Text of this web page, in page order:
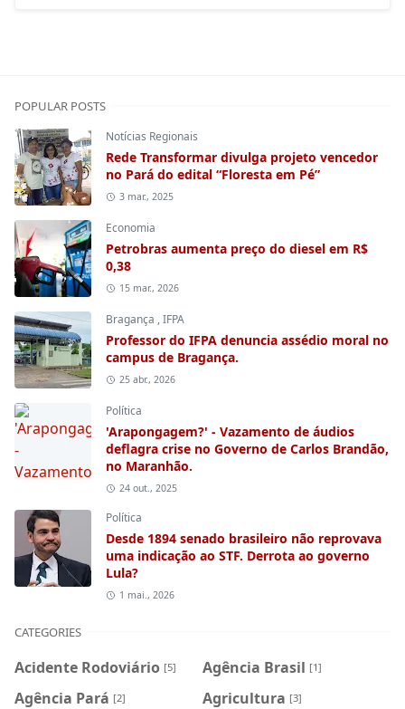
POPULAR POSTS
Notícias Regionais
Rede Transformar divulga projeto vencedor
no Pará do edital “Floresta em Pé”
3 mar., 2025
Economia
Petrobras aumenta preço do diesel em R$
0,38
15 mar., 2026
Bragança ,IFPA
Professor do IFPA denuncia assédio moral no
campus de Bragança.
25 abr., 2026
Política
'Arapongagem?' - Vazamento de áudios
deflagra crise no Governo de Carlos Brandão,
no Maranhão.
24 out., 2025
Política
Desde 1894 senado brasileiro não reprovava
uma indicação ao STF. Derrota ao governo
Lula?
1 mai., 2026
CATEGORIES
Acidente Rodoviário [5] Agência Brasil [1]
Agência Pará [2] Agricultura [3]